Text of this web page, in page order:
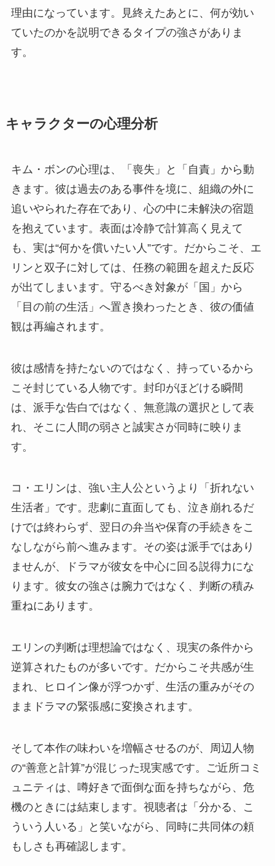
理由になっています。見終えたあとに、何が効い
ていたのかを説明できるタイプの強さがありま
す。
キャラクターの心理分析
キム・ボンの心理は、「喪失」と「自責」から動
きます。彼は過去のある事件を境に、組織の外に
追いやられた存在であり、心の中に未解決の宿題
を抱えています。表面は冷静で計算高く見えて
も、実は“何かを償いたい人”です。だからこそ、エ
リンと双子に対しては、任務の範囲を超えた反応
が出てしまいます。守るべき対象が「国」から
「目の前の生活」へ置き換わったとき、彼の価値
観は再編されます。
彼は感情を持たないのではなく、持っているから
こそ封じている人物です。封印がほどける瞬間
は、派手な告白ではなく、無意識の選択として表
れ、そこに人間の弱さと誠実さが同時に映りま
す。
コ・エリンは、強い主人公というより「折れない
生活者」です。悲劇に直面しても、泣き崩れるだ
けでは終わらず、翌日の弁当や保育の手続きをこ
なしながら前へ進みます。その姿は派手ではあり
ませんが、ドラマが彼女を中心に回る説得力にな
ります。彼女の強さは腕力ではなく、判断の積み
重ねにあります。
エリンの判断は理想論ではなく、現実の条件から
逆算されたものが多いです。だからこそ共感が生
まれ、ヒロイン像が浮つかず、生活の重みがその
ままドラマの緊張感に変換されます。
そして本作の味わいを増幅させるのが、周辺人物
の“善意と計算”が混じった現実感です。ご近所コミ
ュニティは、噂好きで面倒な面を持ちながら、危
機のときには結束します。視聴者は「分かる、こ
ういう人いる」と笑いながら、同時に共同体の頼
もしさも再確認します。